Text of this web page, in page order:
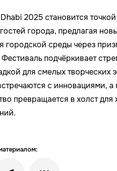
2025 становится
города, предлагая
городской среды через
Фестиваль подчёркивает
для смелых творческих
с инновациями, а
превращается в холст для